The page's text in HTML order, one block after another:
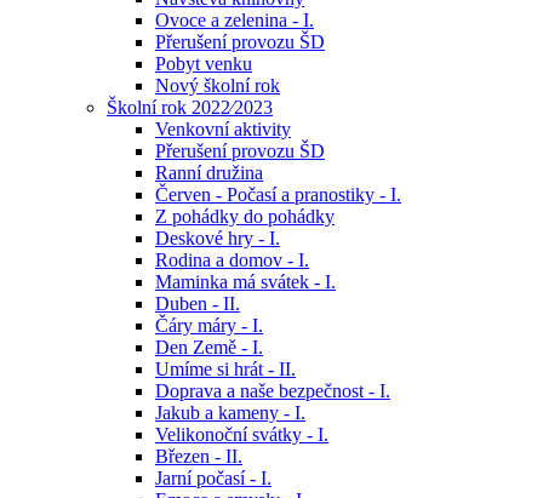
Ovoce a zelenina - I.
Přerušení provozu ŠD
Pobyt venku
Nový školní rok
Školní rok 2022⁄2023
Venkovní aktivity
Přerušení provozu ŠD
Ranní družina
Červen - Počasí a pranostiky - I.
Z pohádky do pohádky
Deskové hry - I.
Rodina a domov - I.
Maminka má svátek - I.
Duben - II.
Čáry máry - I.
Den Země - I.
Umíme si hrát - II.
Doprava a naše bezpečnost - I.
Jakub a kameny - I.
Velikonoční svátky - I.
Březen - II.
Jarní počasí - I.